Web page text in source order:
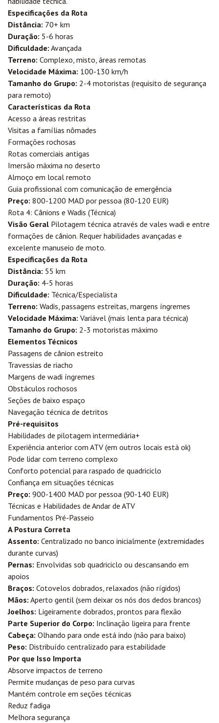
Especificações da Rota
Distância: 70+ km
Duração: 5-6 horas
Dificuldade: Avançada
Terreno: Complexo, misto, áreas remotas
Velocidade Máxima: 100-130 km/h
Tamanho do Grupo: 2-4 motoristas (requisito de segurança
para remoto)
Características da Rota
Acesso a áreas restritas
Visitas a famílias nômades
Formações rochosas
Rotas comerciais antigas
Imersão máxima no deserto
Almoço em local remoto
Guia profissional com comunicação de emergência
Preço: 800-1200 MAD por pessoa (80-120 EUR)
Rota 4: Cânions e Wadis (Técnica)
Visão Geral Pilotagem técnica através de vales wadi e entre
formações de cânion. Requer habilidades avançadas e
excelente manuseio de moto.
Especificações da Rota
Distância: 55 km
Duração: 4-5 horas
Dificuldade: Técnica/Especialista
Terreno: Wadis, passagens estreitas, margens íngremes
Velocidade Máxima: Variável (mais lenta para técnica)
Tamanho do Grupo: 2-3 motoristas máximo
Elementos Técnicos
Passagens de cânion estreito
Travessias de riacho
Margens de wadi íngremes
Obstáculos rochosos
Seções de baixo espaço
Navegação técnica de detritos
Pré-requisitos
Habilidades de pilotagem intermediária+
Experiência anterior com ATV (em outros locais está ok)
Pode lidar com terreno complexo
Conforto potencial para raspado de quadriciclo
Confiança em situações técnicas
Preço: 900-1400 MAD por pessoa (90-140 EUR)
Técnicas e Habilidades de Andar de ATV
Fundamentos Pré-Passeio
A Postura Correta
Assento: Centralizado no banco inicialmente (extremidades
durante curvas)
Pernas: Envolvidas sob quadriciclo ou descansando em
apoios
Braços: Cotovelos dobrados, relaxados (não rígidos)
Mãos: Aperto gentil (sem deixar os nós dos dedos brancos)
Joelhos: Ligeiramente dobrados, prontos para flexão
Parte Superior do Corpo: Inclinação ligeira para frente
Cabeça: Olhando para onde está indo (não para baixo)
Peso: Distribuído centralizado para estabilidade
Por que Isso Importa
Absorve impactos de terreno
Permite mudanças de peso para curvas
Mantém controle em seções técnicas
Reduz fadiga
Melhora segurança